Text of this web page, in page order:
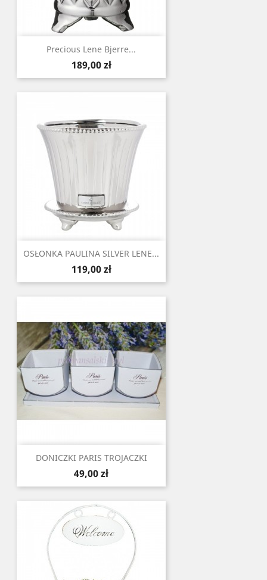
Precious Lene Bjerre...
Cena
189,00 zł
OSŁONKA PAULINA SILVER LENE...
Cena
119,00 zł
DONICZKI PARIS TROJACZKI
Cena
49,00 zł